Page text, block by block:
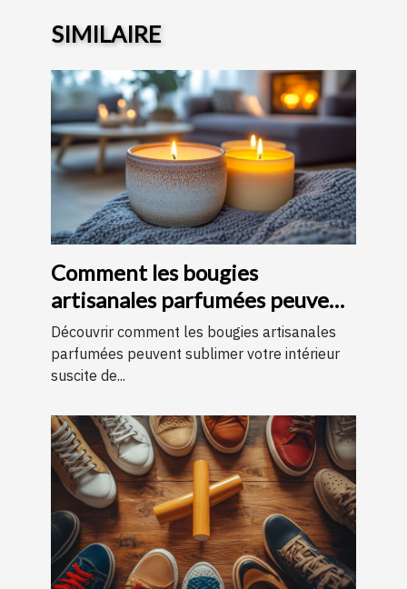
SIMILAIRE
Comment les bougies
artisanales parfumées peuvent
améliorer votre intérieur
Découvrir comment les bougies artisanales
parfumées peuvent sublimer votre intérieur
suscite de...